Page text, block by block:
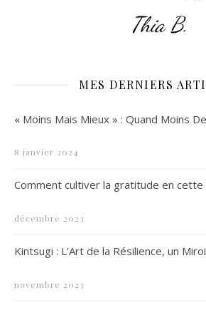
Thia B.
MES DERNIERS
« Moins Mais Mieux » : Quand Moins
8 janvier 2024
Comment cultiver la gratitude en cette
décembre 2023
Kintsugi : L’Art de la Résilience, un
novembre 2023